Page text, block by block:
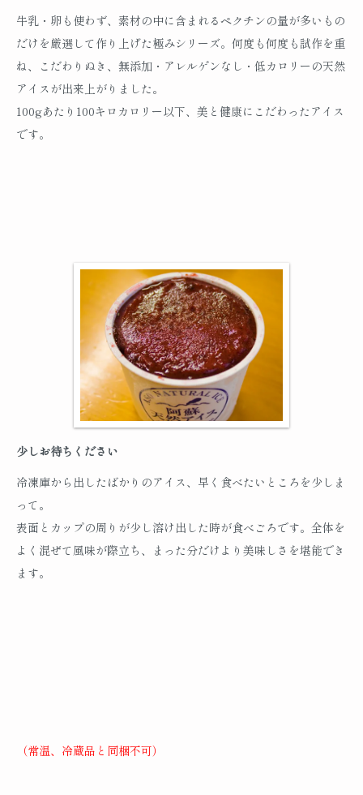
牛乳・卵も使わず、素材の中に含まれるペクチンの量が多いもの
だけを厳選して作り上げた極みシリーズ。何度も何度も試作を重
ね、こだわりぬき、無添加・アレルゲンなし・低カロリーの天然
アイスが出来上がりました。
100gあたり100キロカロリー以下、美と健康にこだわったアイス
です。
少しお待ちください
冷凍庫から出したばかりのアイス、早く食べたいところを少しま
って。
表面とカップの周りが少し溶け出した時が食べごろです。全体を
よく混ぜて風味が際立ち、まった分だけより美味しさを堪能でき
ます。
（常温、冷蔵品と同梱不可）